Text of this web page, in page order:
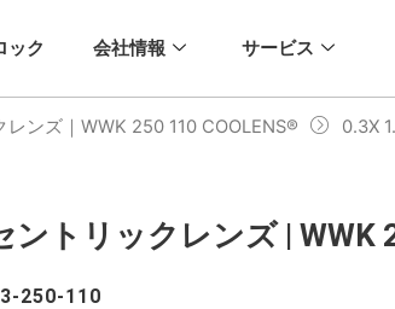
ック 会社情報 サービス
ンズ｜WWK 250 110 COOLENS®
0.3X
ントリックレンズ | WWK
250-110